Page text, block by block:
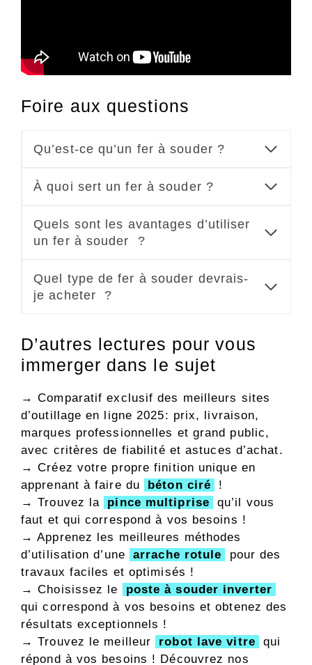
Foire aux questions
Qu’est-ce qu’un fer à souder ?
À quoi sert un fer à souder ?
Quels sont les avantages d’utiliser
un fer à souder ?
Quel type de fer à souder devrais-
je acheter ?
D’autres lectures pour vous
immerger dans le sujet
→Comparatif exclusif des meilleurs sites
d’outillage en ligne 2025: prix, livraison,
marques professionnelles et grand public,
avec critères de fiabilité et astuces d’achat.
→ Créez votre propre finition unique en
apprenant à faire du
béton ciré
!
→ Trouvez la
pince multiprise
qu’il vous
faut et qui correspond à vos besoins !
→ Apprenez les meilleures méthodes
d’utilisation d’une
arrache rotule
pour des
travaux faciles et optimisés !
→ Choisissez le
poste à souder inverter
qui correspond à vos besoins et obtenez des
résultats exceptionnels !
→ Trouvez le meilleur
robot lave vitre
qui
répond à vos besoins ! Découvrez nos